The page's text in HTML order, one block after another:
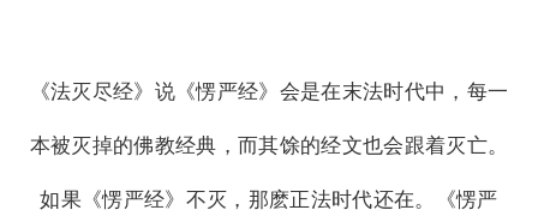
《法灭尽经》说《愣严经》会是在末法时代中，每一
本被灭掉的佛教经典，而其馀的经文也会跟着灭亡。
如果《愣严经》不灭，那麽正法时代还在。《愣严